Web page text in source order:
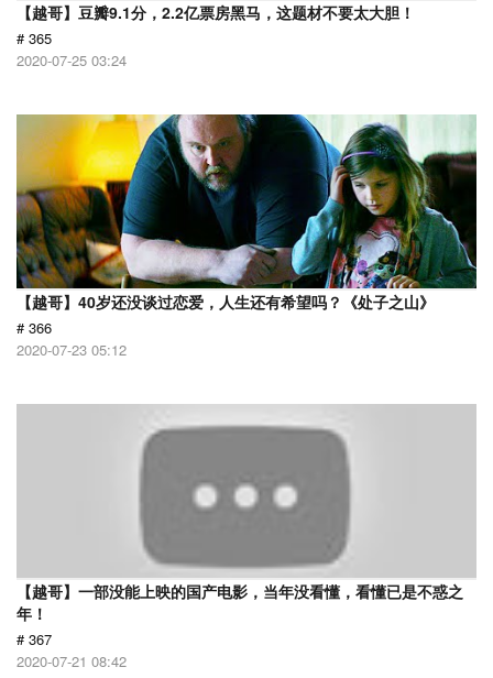
【越哥】豆瓣9.1分，2.2亿票房黑马，这题材不要太大胆！
# 365
2020-07-25 03:24
【越哥】40岁还没谈过恋爱，人生还有希望吗？《处子之山》
# 366
2020-07-23 05:12
【越哥】一部没能上映的国产电影，当年没看懂，看懂已是不惑之
年！
# 367
2020-07-21 08:42